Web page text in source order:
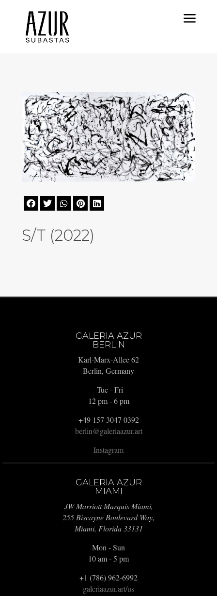
a
    
S/T (2022)
GALERIA AZUR
BERLIN
Karl-Marx-Allee 62
Berlin, Germany
Tue - Fri
12 pm - 6 pm
+49 157 3047 0392
berlin@galeriaazur.art
Instagram
GALERIA AZUR
MIAMI
JW Marriott Marquis Miami,
255 Biscayne Boulevard Way,
Miami, Florida 33131
Mon - Sun
10 am - 5 pm
+1 (786) 962-6992
galeriaazur.art/us